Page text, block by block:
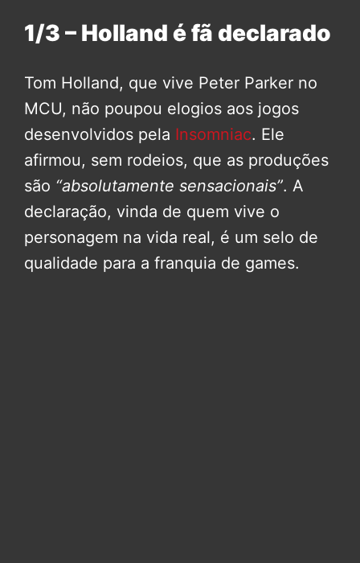
1/3 – Holland é fã declarado
Tom Holland, que vive Peter Parker no
MCU, não poupou elogios aos jogos
desenvolvidos pela Insomniac. Ele
afirmou, sem rodeios, que as produções
são “absolutamente sensacionais”. A
declaração, vinda de quem vive o
personagem na vida real, é um selo de
qualidade para a franquia de games.